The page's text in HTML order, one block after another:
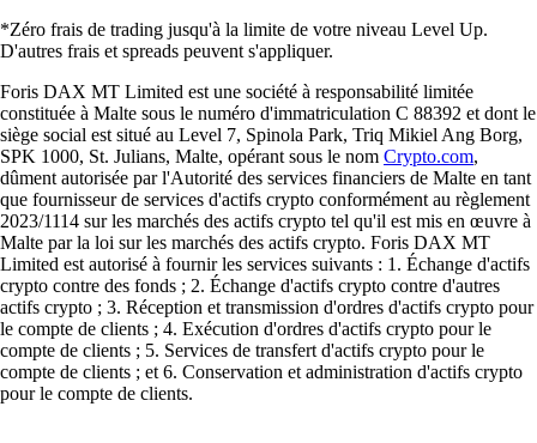
*Zéro frais de trading jusqu'à la limite de votre niveau Level Up.
D'autres frais et spreads peuvent s'appliquer.
Foris DAX MT Limited est une société à responsabilité limitée
constituée à Malte sous le numéro d'immatriculation C 88392 et dont le
siège social est situé au Level 7, Spinola Park, Triq Mikiel Ang Borg,
SPK 1000, St. Julians, Malte, opérant sous le nom Crypto.com,
dûment autorisée par l'Autorité des services financiers de Malte en tant
que fournisseur de services d'actifs crypto conformément au règlement
2023/1114 sur les marchés des actifs crypto tel qu'il est mis en œuvre à
Malte par la loi sur les marchés des actifs crypto. Foris DAX MT
Limited est autorisé à fournir les services suivants : 1. Échange d'actifs
crypto contre des fonds ; 2. Échange d'actifs crypto contre d'autres
actifs crypto ; 3. Réception et transmission d'ordres d'actifs crypto pour
le compte de clients ; 4. Exécution d'ordres d'actifs crypto pour le
compte de clients ; 5. Services de transfert d'actifs crypto pour le
compte de clients ; et 6. Conservation et administration d'actifs crypto
pour le compte de clients.